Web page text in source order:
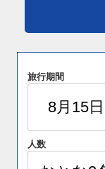
旅行期間
人数